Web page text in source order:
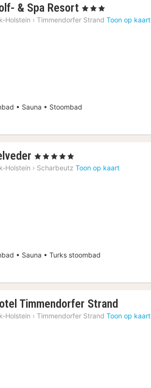
& Spa Resort 1
nacht
, 3 Sterren
Holstein › Timmendorfer Strand Toon op kaart
• Sauna • Stoombad
1
nacht
, 5 Sterren
Holstein › Scharbeutz Toon op kaart
• Sauna • Turks stoombad
Timmendorfer Strand
nacht
Holstein › Timmendorfer Strand Toon op kaart